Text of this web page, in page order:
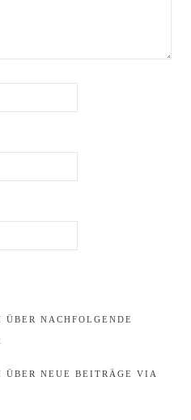
NACHFOLGENDE
ÜBER NEUE BEITRÄGE VIA